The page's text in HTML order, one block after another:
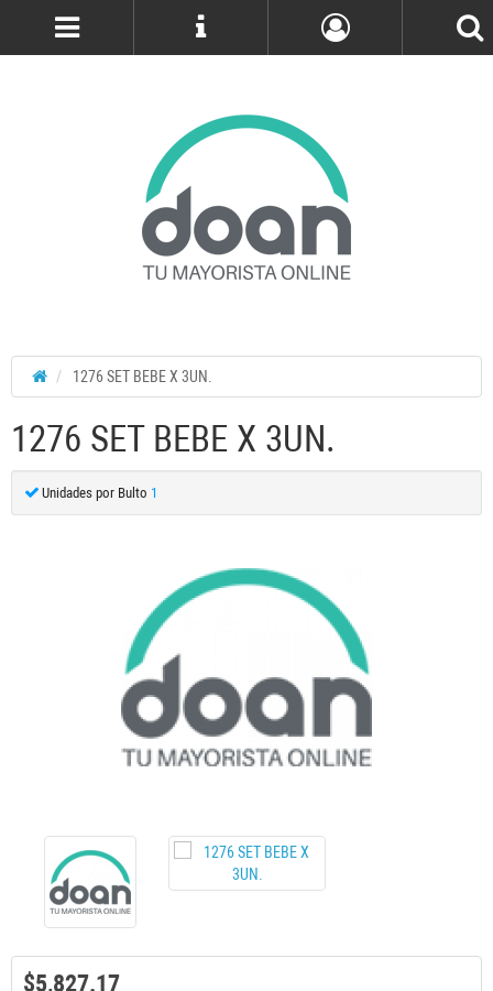
1276 SET BEBE X 3UN.
1276 SET BEBE X 3UN.
Unidades por Bulto 1
$5,827.17